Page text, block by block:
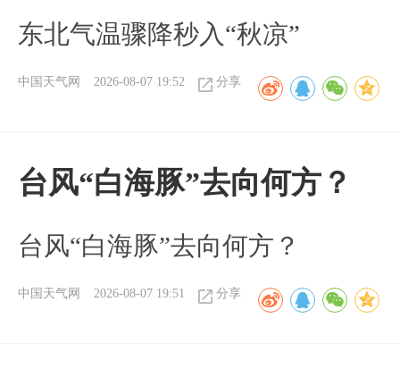
东北气温骤降秒入“秋凉”
中国天气网 2026-08-07 19:52 分享
台风“白海豚”去向何方？
台风“白海豚”去向何方？
中国天气网 2026-08-07 19:51 分享